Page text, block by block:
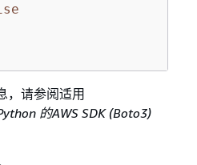
，请参阅适用
的AWS SDK (Boto3)